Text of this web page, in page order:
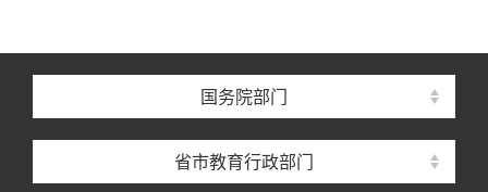
国务院部门
省市教育行政部门